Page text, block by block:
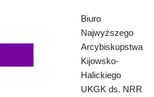
Biuro
Najwyższego
Arcybiskupstwa
Kijowsko-
Halickiego
UKGK ds. NRR